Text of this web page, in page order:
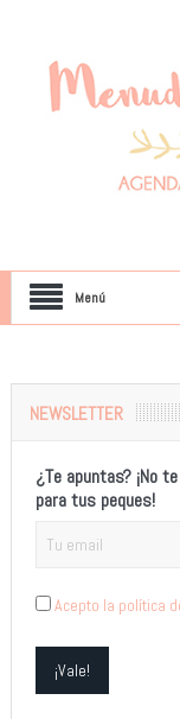
Menú
NEWSLETTER
¿Te apuntas? ¡No
para tus peques!
Acepto la política